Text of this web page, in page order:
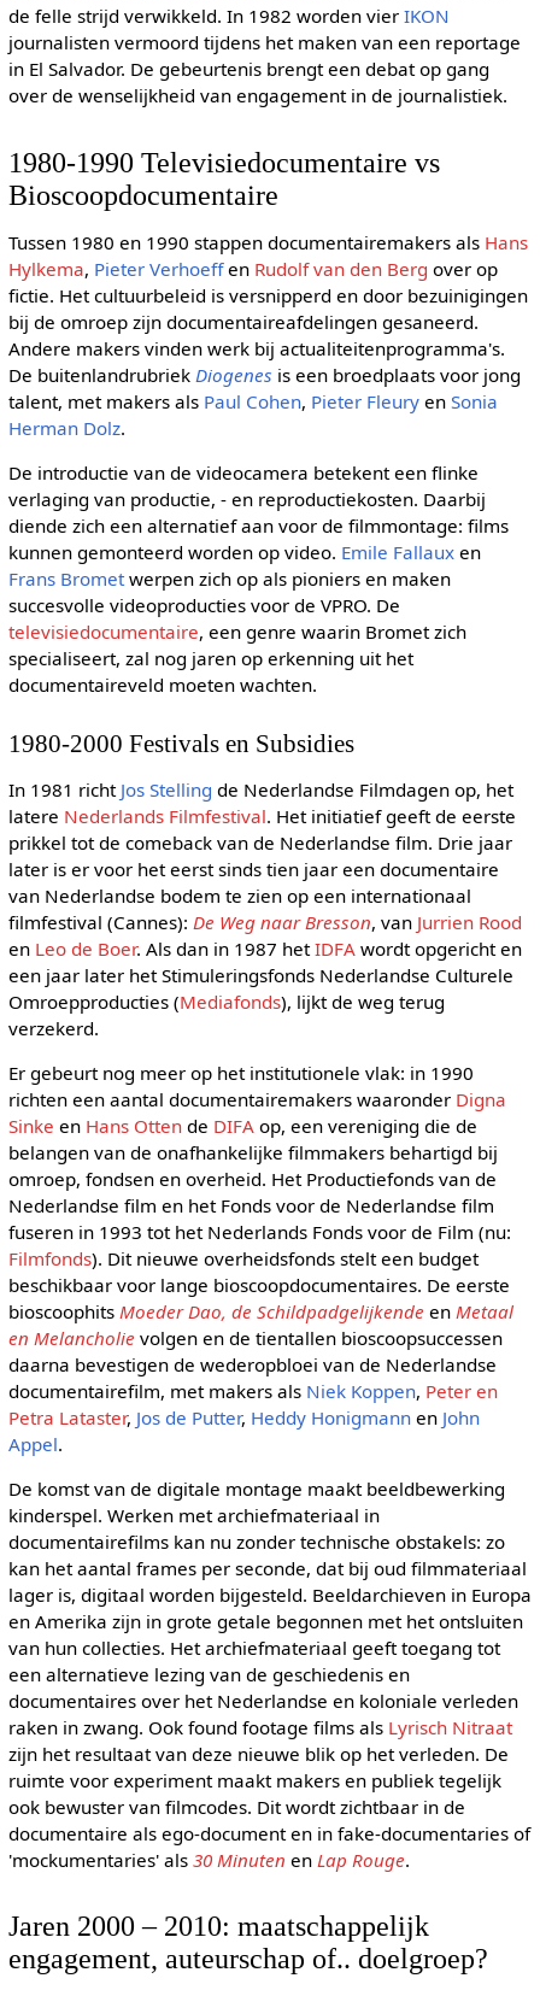
de felle strijd verwikkeld. In 1982 worden vier IKON
journalisten vermoord tijdens het maken van een reportage
in El Salvador. De gebeurtenis brengt een debat op gang
over de wenselijkheid van engagement in de journalistiek.
1980-1990 Televisiedocumentaire vs
Bioscoopdocumentaire
Tussen 1980 en 1990 stappen documentairemakers als Hans
Hylkema, Pieter Verhoeffen Rudolf van den Berg over op
fictie. Het cultuurbeleid is versnipperd en door bezuinigingen
bij de omroep zijn documentaireafdelingen gesaneerd.
Andere makers vinden werk bij actualiteitenprogramma's.
De buitenlandrubriek Diogenes is een broedplaats voor jong
talent, met makers als Paul Cohen, Pieter Fleuryen Sonia
Herman Dolz.
De introductie van de videocamera betekent een flinke
verlaging van productie, - en reproductiekosten. Daarbij
diende zich een alternatief aan voor de filmmontage: films
kunnen gemonteerd worden op video. Emile Fallauxen
Frans Brometwerpen zich op als pioniers en maken
succesvolle videoproducties voor de VPRO. De
televisiedocumentaire, een genre waarin Bromet zich
specialiseert, zal nog jaren op erkenning uit het
documentaireveld moeten wachten.
1980-2000 Festivals en Subsidies
In 1981 richt Jos Stelling de Nederlandse Filmdagen op, het
latere Nederlands Filmfestival. Het initiatief geeft de eerste
prikkel tot de comeback van de Nederlandse film. Drie jaar
later is er voor het eerst sinds tien jaar een documentaire
van Nederlandse bodem te zien op een internationaal
filmfestival (Cannes): De Weg naar Bresson, van Jurrien Rood
en Leo de Boer. Als dan in 1987 hetIDFA wordt opgericht en
een jaar later het Stimuleringsfonds Nederlandse Culturele
Omroepproducties (Mediafonds), lijkt de weg terug
verzekerd.
Er gebeurt nog meer op het institutionele vlak: in 1990
richten een aantal documentairemakers waaronder Digna
Sinke en Hans Ottende DIFA op, een vereniging die de
belangen van de onafhankelijke filmmakers behartigd bij
omroep, fondsen en overheid. Het Productiefonds van de
Nederlandse film en het Fonds voor de Nederlandse film
fuseren in 1993 tot het Nederlands Fonds voor de Film (nu:
Filmfonds). Dit nieuwe overheidsfonds stelt een budget
beschikbaar voor lange bioscoopdocumentaires. De eerste
bioscoophits Moeder Dao, de Schildpadgelijkende en Metaal
en Melancholie volgen en de tientallen bioscoopsuccessen
daarna bevestigen de wederopbloei van de Nederlandse
documentairefilm, met makers als Niek Koppen, Peter en
Petra Lataster, Jos de Putter, Heddy Honigmannen John
Appel.
De komst van de digitale montage maakt beeldbewerking
kinderspel. Werken met archiefmateriaal in
documentairefilms kan nu zonder technische obstakels: zo
kan het aantal frames per seconde, dat bij oud filmmateriaal
lager is, digitaal worden bijgesteld. Beeldarchieven in Europa
en Amerika zijn in grote getale begonnen met het ontsluiten
van hun collecties. Het archiefmateriaal geeft toegang tot
een alternatieve lezing van de geschiedenis en
documentaires over het Nederlandse en koloniale verleden
raken in zwang. Ook found footage films als Lyrisch Nitraat
zijn het resultaat van deze nieuwe blik op het verleden. De
ruimte voor experiment maakt makers en publiek tegelijk
ook bewuster van filmcodes. Dit wordt zichtbaar in de
documentaire als ego-document en in fake-documentaries of
'mockumentaries' als 30 Minuten en Lap Rouge.
Jaren 2000 – 2010: maatschappelijk
engagement, auteurschap of.. doelgroep?